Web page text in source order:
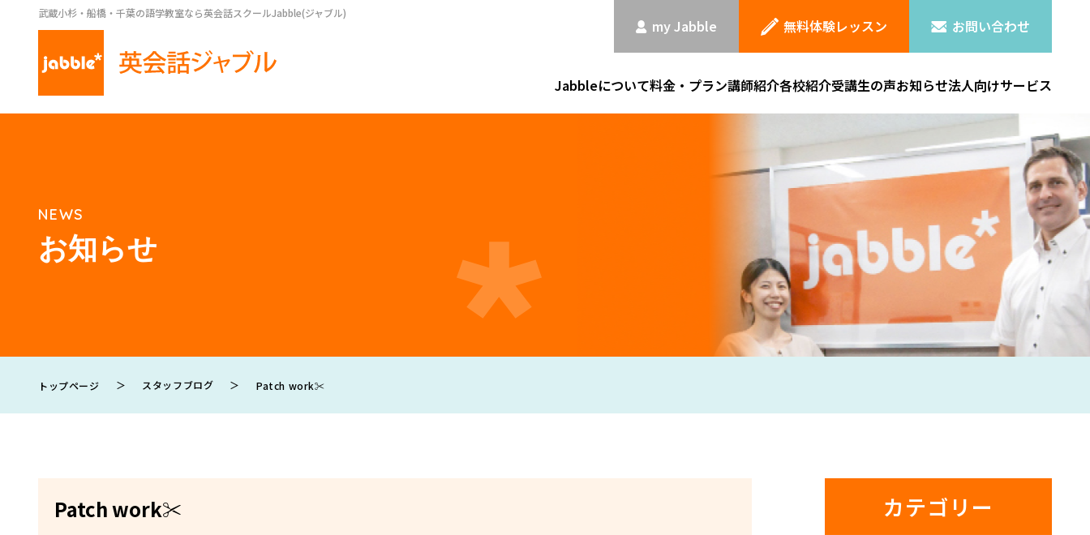
武蔵小杉・船橋・千葉の語学教室なら英会話スクールJabble(ジャブル)
my Jabble 無料体験レッスン お問い合わせ
Jabbleについて料金・プラン講師紹介各校紹介受講生の声お知らせ法人向けサービス
NEWS
お知らせ
トップページ ＞ スタッフブログ ＞ Patch work✂
Patch work✂ カテゴリー